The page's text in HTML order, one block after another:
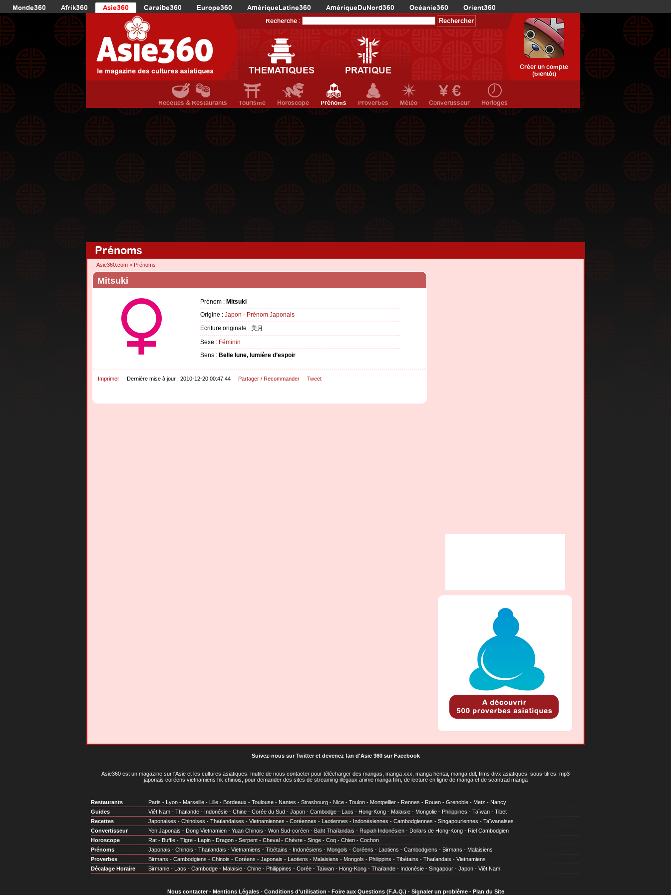
Monde360 Afrik360 Asie360 Caraibe360 Europe360 AmériqueLatine360 AmériqueDuNord360 Océanie360 Orient360
Recherche :
THEMATIQUES PRATIQUE
Créer un compte
(bientôt)
Recettes & Restaurants Tourisme Horoscope Prénoms Proverbes Météo Convertisseur Horloges
Prénoms
Asie360.com > Prénoms
Mitsuki
Prénom : Mitsuki
Origine : Japon - Prénom Japonais
Ecriture originale : 美月
Sexe : Féminin
Sens : Belle lune, lumière d’espoir
Imprimer Dernière mise à jour : 2010-12-20 00:47:44 Partager / Recommander Tweet
Suivez-nous sur Twitteret devenez fan d'Asie 360 sur Facebook
Asie360 est un magazine sur l'Asie et les cultures asiatiques . Inutile de nous contacter pour télécharger des mangas, manga xxx, manga hentai, manga ddl, films divx asiatiques, sous-titres, mp3
japonais coréens vietnamiens hk chinois, pour demander des sites de streaming illégaux anime manga film, de lecture en ligne de manga et de scantrad manga
Restaurants Paris - Lyon - Marseille - Lille - Bordeaux - Toulouse - Nantes - Strasbourg - Nice - Toulon - Montpellier - Rennes - Rouen - Grenoble - Metz - Nancy
Guides
Viêt Nam - Thaïlande - Indonésie - Chine - Corée du Sud - Japon - Cambodge - Laos - Hong-Kong - Malaisie - Mongolie - Philippines - Taïwan - Tibet
Recettes
Japonaises - Chinoises - Thaïlandaises - Vietnamiennes - Coréennes - Laotiennes - Indonésiennes - Cambodgiennes - Singapouriennes - Taïwanaises
Convertisseur
Yen Japonais - Dong Vietnamien - Yuan Chinois - Won Sud-coréen - Baht Thaïlandais - Rupiah Indonésien - Dollars de Hong-Kong - Riel Cambodgien
Horoscope
Rat - Buffle - Tigre - Lapin - Dragon - Serpent - Cheval - Chèvre - Singe - Coq - Chien - Cochon
Prénoms
Japonais - Chinois - Thaïlandais - Vietnamiens - Tibétains - Indonésiens - Mongols - Coréens - Laotiens - Cambodgiens - Birmans - Malaisiens
Proverbes
Birmans - Cambodgiens - Chinois - Coréens - Japonais - Laotiens - Malaisiens - Mongols - Philippins - Tibétains - Thaïlandais - Vietnamiens
Décalage Horaire
Birmanie - Laos - Cambodge - Malaisie - Chine - Philippines - Corée - Taïwan - Hong-Kong - Thaïlande - Indonésie - Singapour - Japon - Viêt Nam
Nous contacter- Mentions Légales- Conditions d'utilisation - Foire aux Questions (F.A.Q.) - Signaler un problème- Plan du Site